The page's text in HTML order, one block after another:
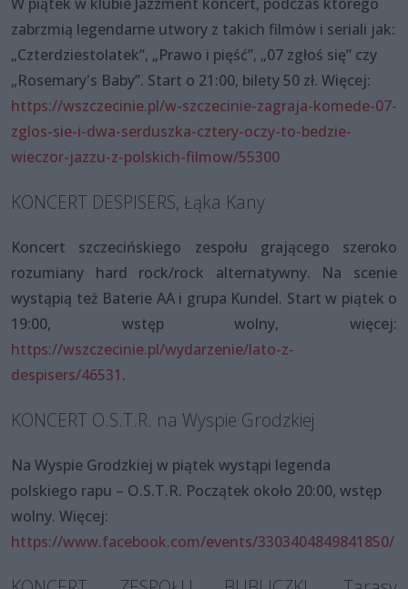
zabrzmią legendarne utwory z takich filmów i seriali jak:
„Czterdziestolatek”, „Prawo i pięść”, „07 zgłoś się” czy
„Rosemary's Baby”. Start o 21:00, bilety 50 zł. Więcej:
https://wszczecinie.pl/w-szczecinie-zagraja-komede-07-
zglos-sie-i-dwa-serduszka-cztery-oczy-to-bedzie-
wieczor-jazzu-z-polskich-filmow/55300
KONCERT DESPISERS, Łąka Kany
Koncert szczecińskiego zespołu grającego szeroko
rozumiany hard rock/rock alternatywny. Na scenie
wystąpią też Baterie AA i grupa Kundel. Start w piątek o
19:00, wstęp wolny, więcej:
https://wszczecinie.pl/wydarzenie/lato-z-
despisers/46531.
KONCERT O.S.T.R. na Wyspie Grodzkiej
Na Wyspie Grodzkiej w piątek wystąpi legenda
polskiego rapu – O.S.T.R. Początek około 20:00, wstęp
wolny. Więcej:
https://www.facebook.com/events/3303404849841850/